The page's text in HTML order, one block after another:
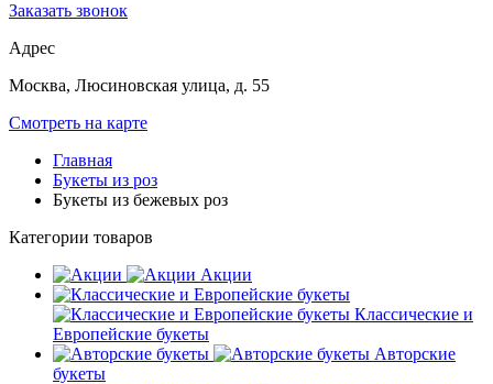
Заказать звонок
Адрес
Москва, Люсиновская улица, д. 55
Смотреть на карте
Главная
Букеты из роз
Букеты из бежевых роз
Категории товаров
Акции
Классические и
Европейские букеты
Авторские
букеты